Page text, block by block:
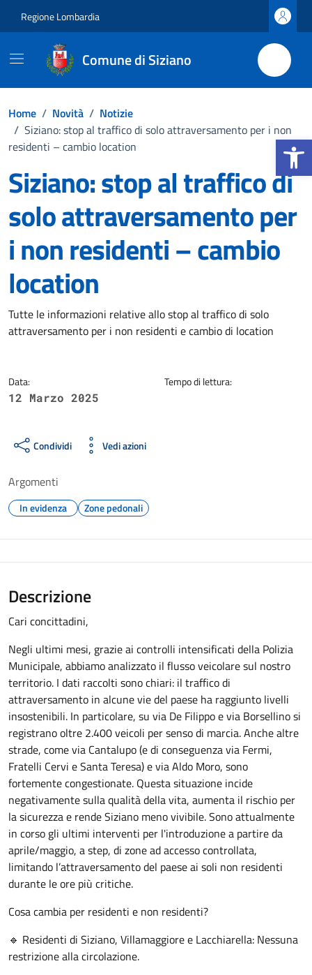
Regione Lombardia
Comune di Siziano
Home / Novità / Notizie
/ Siziano: stop al traffico di solo attraversamento per i non
residenti – cambio location
Siziano: stop al traffico di
solo attraversamento per
i non residenti – cambio
location
Dettagli della notizia
Tutte le informazioni relative allo stop al traffico di solo
attraversamento per i non residenti e cambio di location
Data:
12 Marzo 2025
Tempo di lettura:
Condividi Vedi azioni
Argomenti
In evidenza Zone pedonali
Descrizione
Cari concittadini,
Negli ultimi mesi, grazie ai controlli intensificati della Polizia
Municipale, abbiamo analizzato il flusso veicolare sul nostro
territorio. I dati raccolti sono chiari: il traffico di
attraversamento in alcune vie del paese ha raggiunto livelli
insostenibili. In particolare, su via De Filippo e via Borsellino si
registrano oltre 2.400 veicoli per senso di marcia. Anche altre
strade, come via Cantalupo (e di conseguenza via Fermi,
Fratelli Cervi e Santa Teresa) e via Aldo Moro, sono
fortemente congestionate. Questa situazione incide
negativamente sulla qualità della vita, aumenta il rischio per
la sicurezza e rende Siziano meno vivibile. Sono attualmente
in corso gli ultimi interventi per l'introduzione a partire da
aprile/maggio, a step, di zone ad accesso controllata,
limitando l’attraversamento del paese ai soli non residenti
durante le ore più critiche.
Cosa cambia per residenti e non residenti?
🔹 Residenti di Siziano, Villamaggiore e Lacchiarella: Nessuna
restrizione alla circolazione.
Apri la